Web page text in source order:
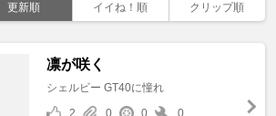
更新順 イイね！順 クリップ順
凛が咲く
シェルビー GT40に憧れ
2
0 0 0